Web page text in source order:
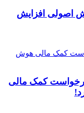
در ایتا؛ آموزش ۷ روش اصولی افزایش
کمک مالی